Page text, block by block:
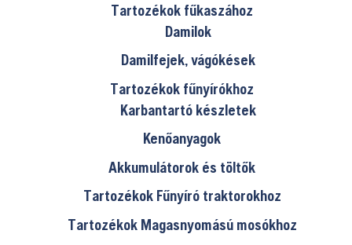
Tartozékok fűkaszához
Damilok
Damilfejek, vágókések
Tartozékok fűnyírókhoz
Karbantartó készletek
Kenőanyagok
Akkumulátorok és töltők
Tartozékok Fűnyíró traktorokhoz
Tartozékok Magasnyomású mosókhoz